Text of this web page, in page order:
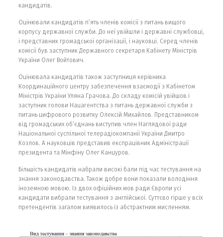
кандидатів.
Оцінювали кандидатів п’ять членів комісії з питань вищого
корпусу державної служби. До неї увійшли і державні службовці,
і представник громадської організації, і науковці. Серед членів
комісії був заступник Державного секретаря Кабінету Міністрів
України Олег Войтович.
Оцінювала кандидатів також заступниця керівника
Координаційного центру забезпечення взаємодії з Кабінетом
Міністрів України Уляна Грачова. До складу комісій увійшов і
заступник голови Нацагентства з питань державної служби з
питань цифрового розвитку Олексій Михайлов. Представником
від громадських об’єднань виступив член Наглядової ради
Національної суспільної телерадіокомпанії України Дмитро
Козлов. А науковців представив експрацівник Адміністрації
президента та Мінфіну Олег Канцуров.
Більшість кандидатів набрали високі бали під час тестування на
знання законодавства. Також добре вони показали володіння
іноземною мовою. Із двох офіційних мов ради Європи усі
кандидати вибрали тестування з англійської. Суттєво гірше у всіх
претендентів загалом виявилось із абстрактним мисленням.